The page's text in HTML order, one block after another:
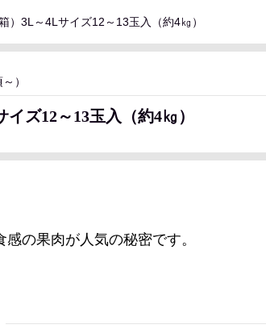
）3L～4Lサイズ12～13玉入（約4㎏）
）
ズ12～13玉入（約4㎏）
の果肉が人気の秘密です。